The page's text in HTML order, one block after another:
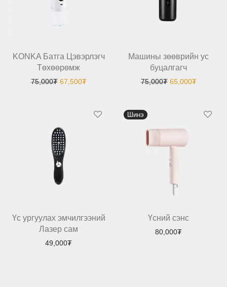
KONKA Батга Цэвэрлэгч
Төхөөрөмж
75,000₮ Original price was: 75,000₮.
67,500₮Current price is: 67,500₮.
Машины зөөврийн ус
буцалгагч
75,000₮ Original price
65,000₮Current
Үс ургуулах эмчилгээний
Лазер сам
49,000₮
Шинэ
Үсний сэнс
80,000₮